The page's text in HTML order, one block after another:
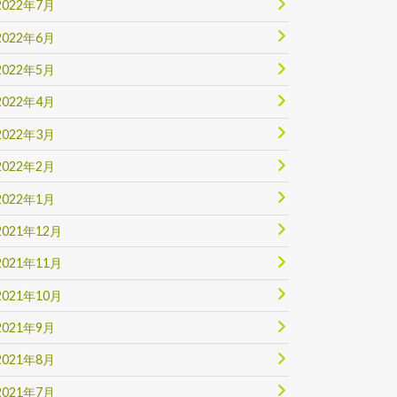
年7月
年6月
年5月
年4月
年3月
年2月
年1月
年12月
年11月
年10月
年9月
年8月
年7月